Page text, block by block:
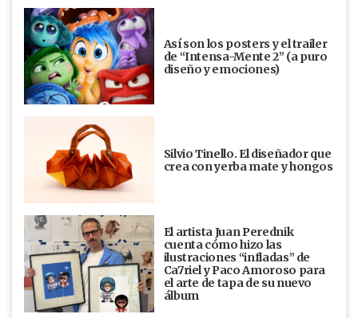
Así son los posters y el trailer
de “Intensa-Mente 2” (a puro
diseño y emociones)
Silvio Tinello. El diseñador que
crea con yerba mate y hongos
El artista Juan Perednik
cuenta cómo hizo las
ilustraciones “infladas” de
Ca7riel y Paco Amoroso para
el arte de tapa de su nuevo
álbum